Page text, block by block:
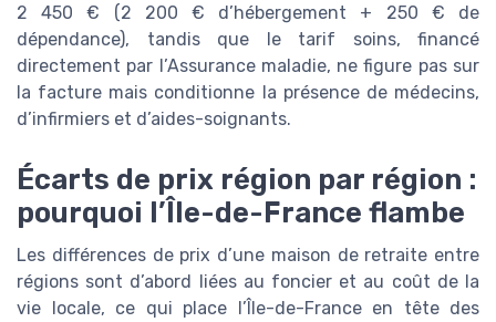
2 450 € (2 200 € d’hébergement + 250 € de
dépendance), tandis que le tarif soins, financé
directement par l’Assurance maladie, ne figure pas sur
la facture mais conditionne la présence de médecins,
d’infirmiers et d’aides-soignants.
Écarts de prix région par région :
pourquoi l’Île-de-France flambe
Les différences de prix d’une maison de retraite entre
régions sont d’abord liées au foncier et au coût de la
vie locale, ce qui place l’Île-de-France en tête des